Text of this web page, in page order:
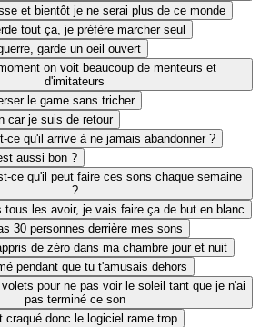
et bientôt je ne serai plus de ce monde
tout ça, je préfère marcher seul
garde un oeil ouvert
on voit beaucoup de menteurs et
d'imitateurs
le game sans tricher
car je suis de retour
ce qu'il arrive à ne jamais abandonner ?
aussi bon ?
ce qu'il peut faire ces sons chaque semaine
?
tous les avoir, je vais faire ça de but en blanc
30 personnes derrière mes sons
de zéro dans ma chambre jour et nuit
pendant que tu t'amusais dehors
pour ne pas voir le soleil tant que je n'ai
pas terminé ce son
craqué donc le logiciel rame trop